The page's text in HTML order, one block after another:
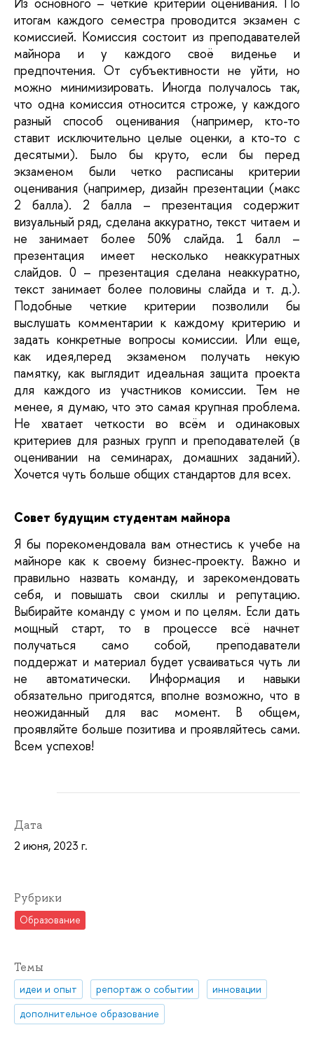
итогам каждого семестра проводится экзамен с
комиссией. Комиссия состоит из преподавателей
майнора и у каждого своё виденье и
предпочтения. От субъективности не уйти, но
можно минимизировать. Иногда получалось так,
что одна комиссия относится строже, у каждого
разный способ оценивания (например, кто-то
ставит исключительно целые оценки, а кто-то с
десятыми). Было бы круто, если бы перед
экзаменом были четко расписаны критерии
оценивания (например, дизайн презентации (макс
2 балла). 2 балла – презентация содержит
визуальный ряд, сделана аккуратно, текст читаем и
не занимает более 50% слайда. 1 балл –
презентация имеет несколько неаккуратных
слайдов. 0 – презентация сделана неаккуратно,
текст занимает более половины слайда и т. д.).
Подобные четкие критерии позволили бы
выслушать комментарии к каждому критерию и
задать конкретные вопросы комиссии. Или еще,
как идея,перед экзаменом получать некую
памятку, как выглядит идеальная защита проекта
для каждого из участников комиссии. Тем не
менее, я думаю, что это самая крупная проблема.
Не хватает четкости во всём и одинаковых
критериев для разных групп и преподавателей (в
оценивании ​​​​​​​на семинарах, домашних заданий).
Хочется чуть больше общих стандартов для всех.
Совет будущим студентам майнора
Я бы порекомендовала вам отнестись к учебе на
майноре как к своему бизнес-проекту. Важно и
правильно назвать команду, и зарекомендовать
себя, и повышать свои скиллы и репутацию.
Выбирайте команду с умом и по целям. Если дать
мощный старт, то в процессе всё начнет
получаться само собой, преподаватели
поддержат и материал будет усваиваться чуть ли
не автоматически. Информация и навыки
обязательно пригодятся, вполне возможно, что в
неожиданный для вас момент. В общем,
проявляйте больше позитива и проявляйтесь сами.
Всем успехов!
Дата
2 июня, 2023 г.
Рубрики
Образование
Темы
идеи и опыт репортаж о событии
инновации
дополнительное образование